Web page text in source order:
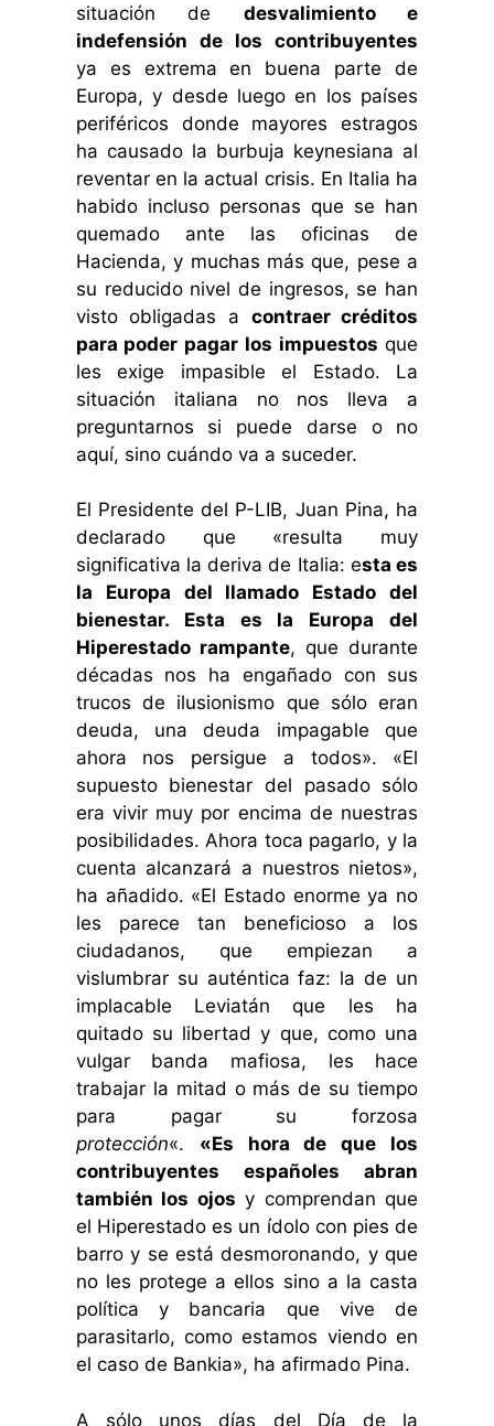
situación de desvalimiento e
indefensión de los contribuyentes
ya es extrema en buena parte de
Europa, y desde luego en los países
periféricos donde mayores estragos
ha causado la burbuja keynesiana al
reventar en la actual crisis. En Italia ha
habido incluso personas que se han
quemado ante las oficinas de
Hacienda, y muchas más que, pese a
su reducido nivel de ingresos, se han
visto obligadas a contraer créditos
para poder pagar los impuestos que
les exige impasible el Estado. La
situación italiana no nos lleva a
preguntarnos si puede darse o no
aquí, sino cuándo va a suceder.
El Presidente del P-LIB, Juan Pina, ha
declarado que «resulta muy
significativa la deriva de Italia: esta es
la Europa del llamado Estado del
bienestar. Esta es la Europa del
Hiperestado rampante, que durante
décadas nos ha engañado con sus
trucos de ilusionismo que sólo eran
deuda, una deuda impagable que
ahora nos persigue a todos». «El
supuesto bienestar del pasado sólo
era vivir muy por encima de nuestras
posibilidades. Ahora toca pagarlo, y la
cuenta alcanzará a nuestros nietos»,
ha añadido. «El Estado enorme ya no
les parece tan beneficioso a los
ciudadanos, que empiezan a
vislumbrar su auténtica faz: la de un
implacable Leviatán que les ha
quitado su libertad y que, como una
vulgar banda mafiosa, les hace
trabajar la mitad o más de su tiempo
para pagar su forzosa
protección«. «Es hora de que los
contribuyentes españoles abran
también los ojos y comprendan que
el Hiperestado es un ídolo con pies de
barro y se está desmoronando, y que
no les protege a ellos sino a la casta
política y bancaria que vive de
parasitarlo, como estamos viendo en
el caso de Bankia», ha afirmado Pina.
A sólo unos días del Día de la